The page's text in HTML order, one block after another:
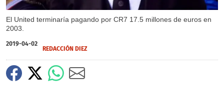
El United terminaría pagando por CR7 17.5 millones de euros en
2003.
2019-04-02
REDACCIÓN DIEZ